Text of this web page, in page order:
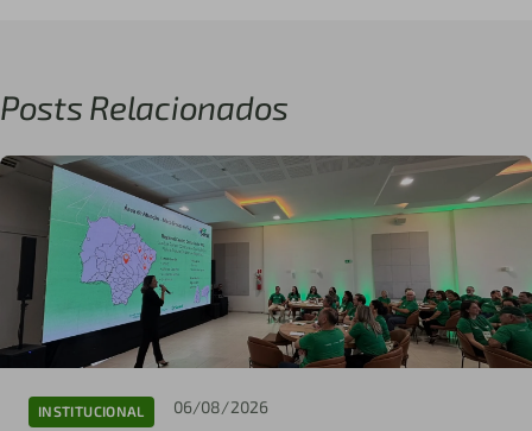
Posts Relacionados
INSTITUCIONAL 06/08/2026